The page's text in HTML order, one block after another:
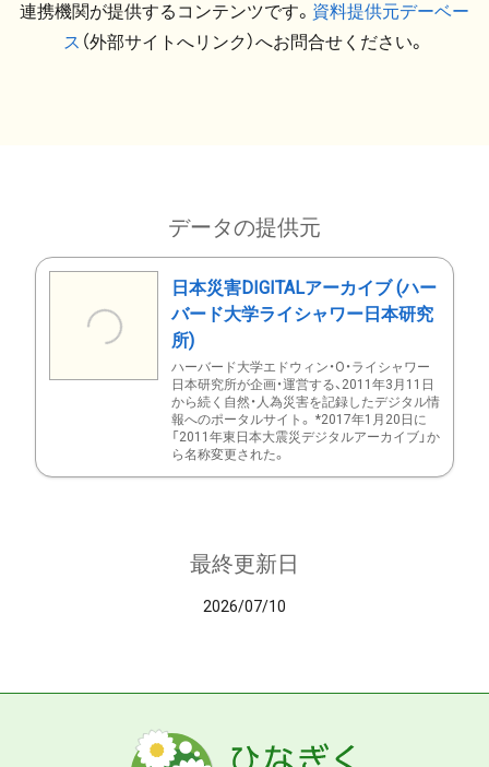
連携機関が提供するコンテンツです。 資料提供元デーベー
ス （外部サイトへリンク）へお問合せください。
データの提供元
日本災害DIGITALアーカイブ (ハー
バード大学ライシャワー日本研究
所)
ハーバード大学エドウィン・O・ライシャワー
日本研究所が企画・運営する、2011年3月11日
から続く自然・人為災害を記録したデジタル情
報へのポータルサイト。 *2017年1月20日に
「2011年東日本大震災デジタルアーカイブ」か
ら名称変更された。
最終更新日
2026/07/10